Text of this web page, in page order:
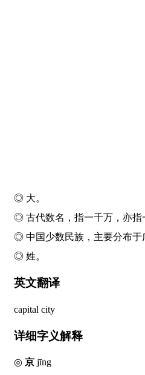
◎ 大。
◎ 古代数名，指一千万，亦指
◎ 中国少数民族，主要分布
◎ 姓。
英文翻译
capital city
详细字义解释
京 jīng